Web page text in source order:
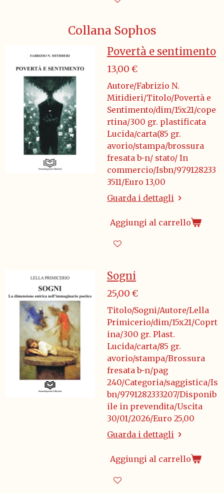
Collana Sophos
Povertà e sentimento
13,00 €
Autore/Fabrizio N.
Mitidieri/Titolo/Povertà e
Sentimento/dim/15x21/cope
rtina/300 gr. plastificata
Lucida/carta(85 gr.
avorio/stampa/brossura
fresata b-n/ stato/ In
commercio/Isbn/979128233
3511/Euro 13,00
Guarda i dettagli
Aggiungi al carrello
Sogni
25,00 €
Titolo/Sogni/Autore/Lella
Primicerio/dim/15x21/Coprt
ina/300 gr. Plast.
Lucida/carta/85 gr.
avorio/stampa/Brossura
fresata b-n/pag
240/Categoria/saggistica/Is
bn/9791282333207/Disponib
ile in prevendita/Uscita
30/01/2026/Euro 25,00
Guarda i dettagli
Aggiungi al carrello